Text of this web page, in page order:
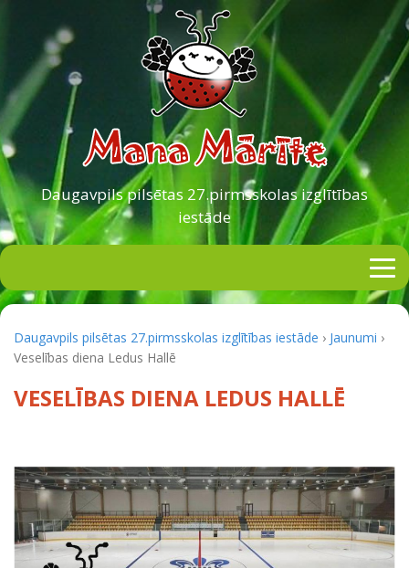
Daugavpils pilsētas 27.pirmsskolas izglītības
iestāde
Daugavpils pilsētas 27.pirmsskolas izglītības iestāde › Jaunumi ›
Veselības diena Ledus Hallē
VESELĪBAS DIENA LEDUS HALLĒ